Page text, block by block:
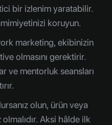
bir izlenim yaratabilir.
koruyun.
marketing, ekibinizin
olmasını gerektirir.
ve mentorluk seansları
olun, ürün veya
Aksi hâlde ilk